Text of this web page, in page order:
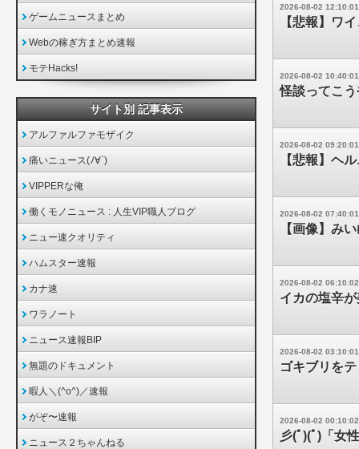
2026-08-02 12:10:01
【悲報】ワ
2026-08-02 10:40:01
怪談ってこ
2026-08-02 09:20:01
【悲報】ヘ
2026-08-02 07:40:01
【画像】み
2026-08-02 06:10:02
イカの塩辛
2026-08-02 03:10:01
ゴキブリを
2026-08-02 00:10:02
彡(ﾟ)(ﾟ)「女
ゲームニュースまとめ
Webの稼ぎ方まとめ速報
モテHacks!
サイト別 記事表示
アルファルファモザイク
痛いニュース(ﾉ∀`)
VIPPERな俺
働くモノニュース : 人生VIP職人ブログ
ニュー速クオリティ
ハムスター速報
カナ速
ワラノート
ニュース速報BIP
無題のドキュメント
暇人＼(^o^)／速報
がぞ〜速報
ニュース２ちゃんねる